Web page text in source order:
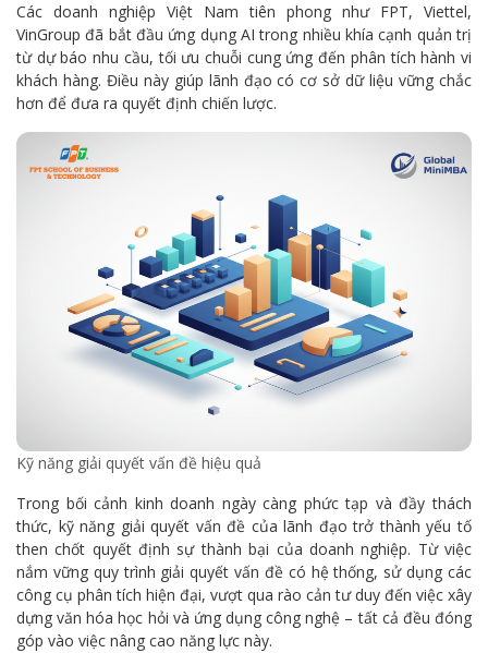
Các doanh nghiệp Việt Nam tiên phong như FPT, Viettel,
VinGroup đã bắt đầu ứng dụng AI trong nhiều khía cạnh quản trị
từ dự báo nhu cầu, tối ưu chuỗi cung ứng đến phân tích hành vi
khách hàng. Điều này giúp lãnh đạo có cơ sở dữ liệu vững chắc
hơn để đưa ra quyết định chiến lược.
Kỹ năng giải quyết vấn đề hiệu quả
Trong bối cảnh kinh doanh ngày càng phức tạp và đầy thách
thức, kỹ năng giải quyết vấn đề của lãnh đạo trở thành yếu tố
then chốt quyết định sự thành bại của doanh nghiệp. Từ việc
nắm vững quy trình giải quyết vấn đề có hệ thống, sử dụng các
công cụ phân tích hiện đại, vượt qua rào cản tư duy đến việc xây
dựng văn hóa học hỏi và ứng dụng công nghệ – tất cả đều đóng
góp vào việc nâng cao năng lực này.